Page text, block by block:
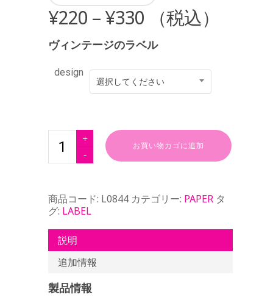
¥220 –¥330 （税込）
ヴィンテージのラベル
design
選択してください
お買い物カゴに追加
商品コード: L0844 カテゴリー: PAPER タ
グ: LABEL
説明
追加情報
製品情報